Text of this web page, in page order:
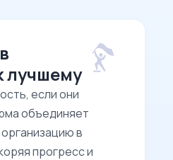
лучшему
если они
объединяет
в
прогресс и